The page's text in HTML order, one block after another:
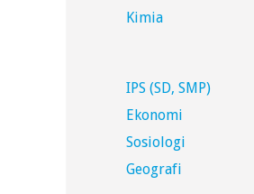
Kimia
IPS (SD, SMP)
Ekonomi
Sosiologi
Geografi